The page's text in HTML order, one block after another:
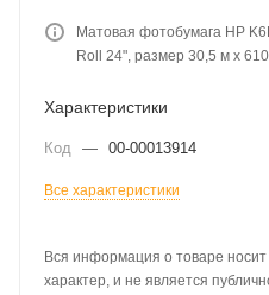
Матовая фотобумага HP
Roll 24", размер 30,5 м х
Характеристики
Код — 00-00013914
Все характеристики
Вся информация о товаре
характер, и не является